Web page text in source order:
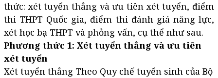
thức: xét tuyển thẳng và ưu tiên xét tuyển, điểm
thi THPT Quốc gia, điểm thi đánh giá năng lực,
xét học bạ THPT và phỏng vấn, cụ thể như sau.
Phương thức 1: Xét tuyển thẳng và ưu tiên
xét tuyển
Xét tuyển thẳng Theo Quy chế tuyển sinh của Bộ